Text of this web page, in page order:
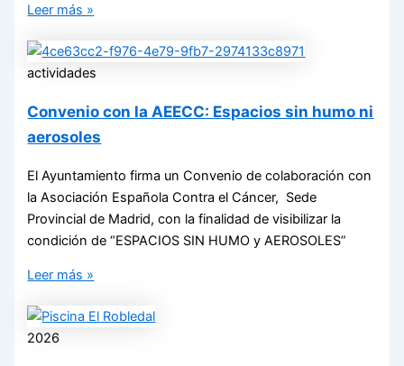
Leer más »
actividades
Convenio con la AEECC: Espacios sin humo ni
aerosoles
El Ayuntamiento firma un Convenio de colaboración con
la Asociación Española Contra el Cáncer, Sede
Provincial de Madrid, con la finalidad de visibilizar la
condición de “ESPACIOS SIN HUMO y AEROSOLES”
Leer más »
2026